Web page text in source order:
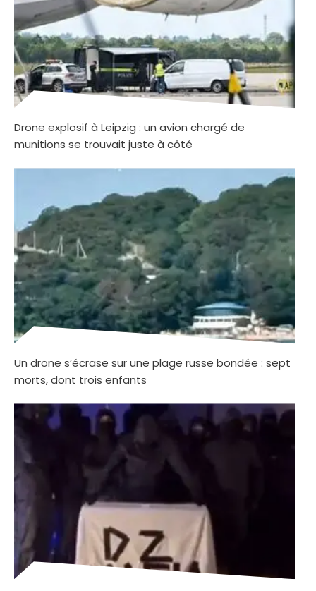
Drone explosif à Leipzig : un avion chargé de
munitions se trouvait juste à côté
Un drone s’écrase sur une plage russe bondée : sept
morts, dont trois enfants